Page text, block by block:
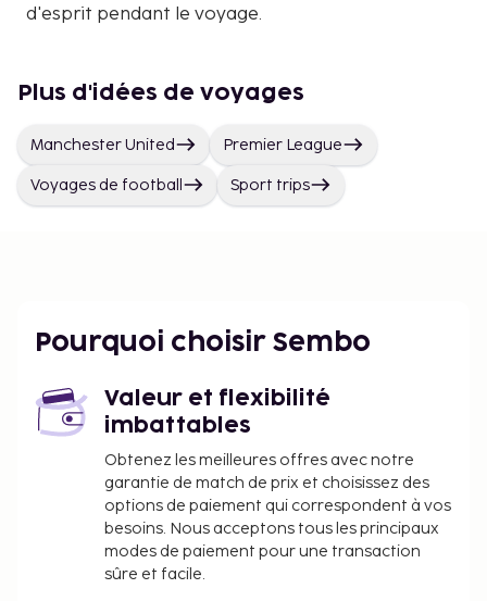
d'esprit pendant le voyage.
Plus d'idées de voyages
Manchester United Premier League
Voyages de football Sport trips
Pourquoi choisir Sembo
Valeur et flexibilité
imbattables
Obtenez les meilleures offres avec notre
garantie de match de prix et choisissez des
options de paiement qui correspondent à vos
besoins. Nous acceptons tous les principaux
modes de paiement pour une transaction
sûre et facile.